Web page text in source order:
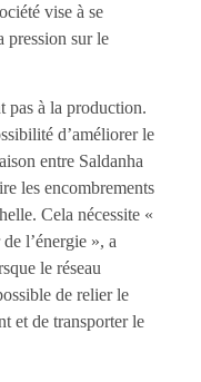
vise à se
pression sur le
pas à la production.
d’améliorer le
entre Saldanha
les encombrements
Cela nécessite «
l’énergie », a
le réseau
de relier le
et de transporter le